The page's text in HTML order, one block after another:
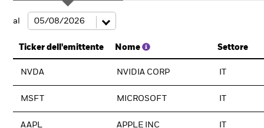
al
Ticker dell'emittente Nome Settore
NVDA NVIDIA CORP
MSFT MICROSOFT
AAPL APPLE INC